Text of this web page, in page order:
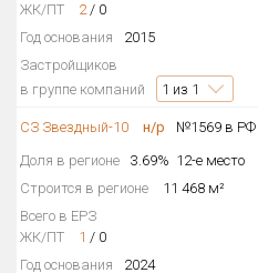
ЖК/ПТ
2/ 0
Год основания
2015
Застройщиков
в группе компаний
1 из 1
СЗ Звездный-10 н/р
№1569 в РФ
Доля в регионе
3.69% 12-е место
Строится в регионе
11 468 м²
Всего в ЕРЗ
ЖК/ПТ
1 / 0
Год основания
2024